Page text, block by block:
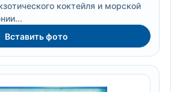
коктейля и морской
Вставить фото